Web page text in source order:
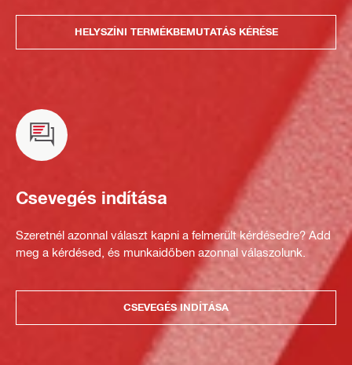
HELYSZÍNI TERMÉKBEMUTATÁS KÉRÉSE
Csevegés indítása
Szeretnél azonnal választ kapni a felmerült kérdésedre? Add
meg a kérdésed, és munkaidőben azonnal válaszolunk.
CSEVEGÉS INDÍTÁSA